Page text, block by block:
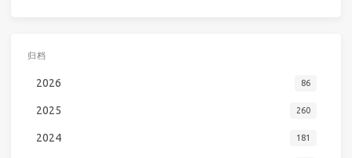
归档
2026 86
2025 260
2024 181